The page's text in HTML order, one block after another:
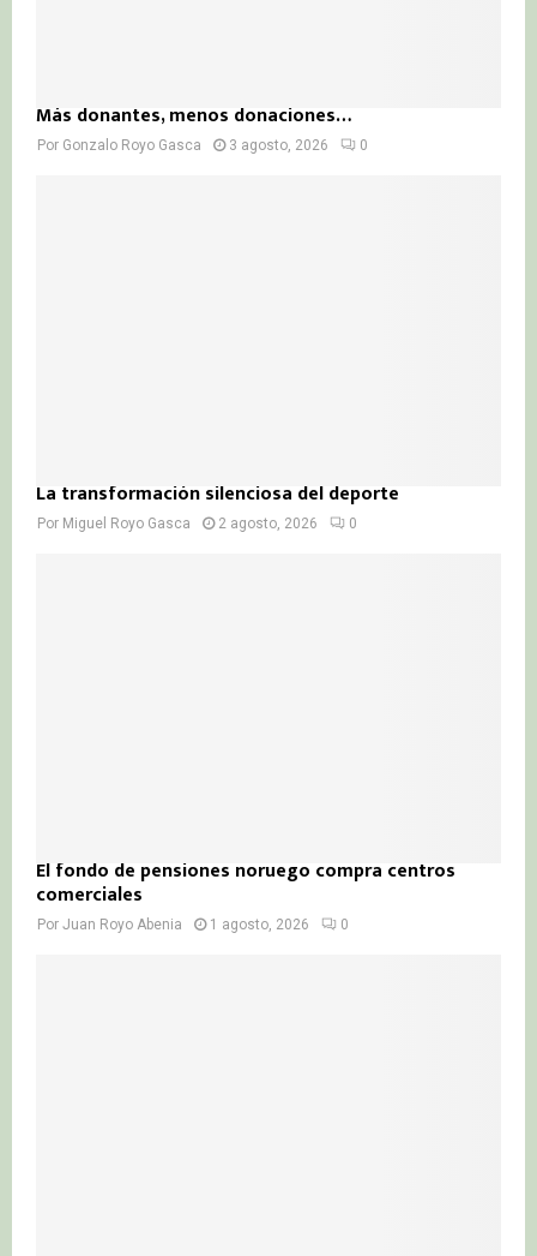
Más donantes, menos donaciones…
Por Gonzalo Royo Gasca 3 agosto, 2026 0
La transformación silenciosa del deporte
Por Miguel Royo Gasca 2 agosto, 2026 0
El fondo de pensiones noruego compra centros
comerciales
Por Juan Royo Abenia 1 agosto, 2026 0